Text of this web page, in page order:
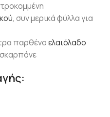
, συν μερικά φύλλα για
παρθένοελαιόλαδο